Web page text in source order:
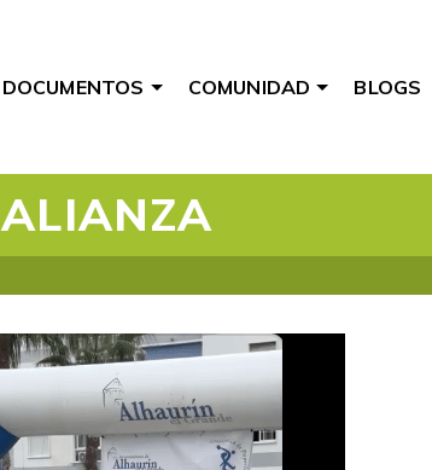
DOCUMENTOS COMUNIDAD BLOGS
ALIANZA